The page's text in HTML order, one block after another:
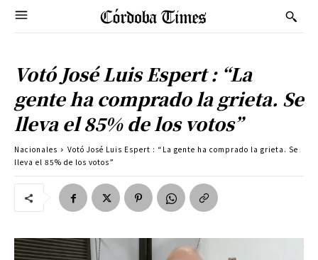
Votó José Luis Espert : “La
gente ha comprado la grieta. Se
lleva el 85% de los votos”
Nacionales
Votó José Luis Espert : “La gente ha comprado la grieta. Se
lleva el 85% de los votos”